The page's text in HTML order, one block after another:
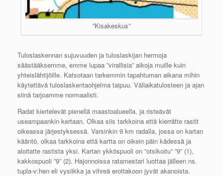
”Kisakeskus”
Tuloslaskennan sujuvuuden ja tuloslaskijan hermoja
säästääksemme, emme lupaa ”virallisia” aikoja muille kuin
yhteislähtijöille. Katsotaan tarkemmin tapahtuman aikana mihin
käytettävä tuloslaskentaohjelma taipuu. Väliaikatulosteen ja ajan
siinä tarjoamme normaalisti.
Radat kiertelevät pienellä maastoalueella, ja risteävät
useampaankin kertaan. Olkaa siis tarkkoina että kierrätte rastit
oikeassa järjestyksessä. Varsinkin 9 km radalla, jossa on kartan
kääntö, olkaa tarkkoina että kartta on oikein päin kädessä ja
aloitatte rastista yksi. Kartan ykköspuoli on ”otsikoitu” ”9” (1),
kakkospuoli ”9” (2). Hajonnoissa ratamestari luottaa jälleen ns.
tupla-v:hen eli vysiikka ja vihreä erottakoon jyvät akanoista.